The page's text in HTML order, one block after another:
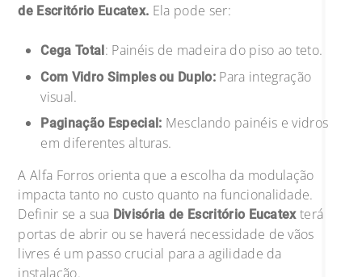
de Escritório Eucatex. Ela pode ser:
Cega Total: Painéis de madeira do piso ao teto.
Com Vidro Simples ou Duplo: Para integração
visual.
Paginação Especial: Mesclando painéis e vidros
em diferentes alturas.
A Alfa Forros orienta que a escolha da modulação
impacta tanto no custo quanto na funcionalidade.
Definir se a sua Divisória de Escritório Eucatexterá
portas de abrir ou se haverá necessidade de vãos
livres é um passo crucial para a agilidade da
instalação.